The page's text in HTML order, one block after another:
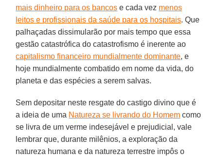
mais dinheiro para os bancos e cada vez menos
leitos e profissionais da saúde para os hospitais. Que
palhaçadas dissimularão por mais tempo que essa
gestão catastrófica do catastrofismo é inerente ao
capitalismo financeiro mundialmente dominante, e
hoje mundialmente combatido em nome da vida, do
planeta e das espécies a serem salvas.
Sem depositar neste resgate do castigo divino que é
a ideia de uma Natureza se livrando do Homem como
se livra de um verme indesejável e prejudicial, vale
lembrar que, durante milênios, a exploração da
natureza humana e da natureza terrestre impôs o